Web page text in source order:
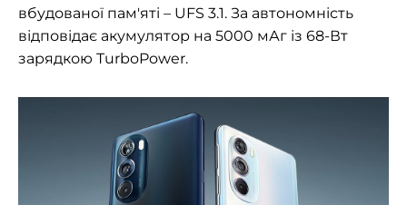
вбудованої пам'яті – UFS 3.1. За автономність
відповідає акумулятор на 5000 мАг із 68-Вт
зарядкою TurboPower.